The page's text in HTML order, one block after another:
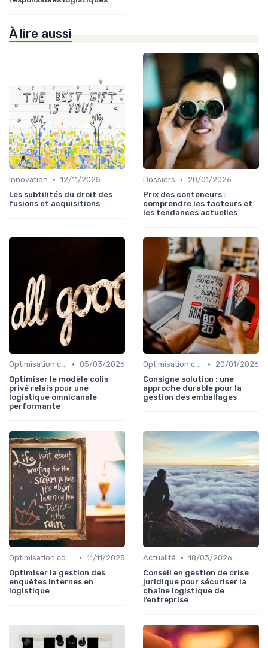
À lire aussi
Innovation • 12/11/2025
Les subtilités du droit des
fusions et acquisitions
Dossiers •
20/01/2026
Prix des conteneurs :
comprendre les facteurs et
les tendances actuelles
Optimisation coûts • 05/03/2026
Optimiser le modèle colis
privé relais pour une
logistique omnicanale
performante
Optimisation coûts •
20/01/2026
Consigne solution : une
approche durable pour la
gestion des emballages
Optimisation coûts • 11/11/2025
Optimiser la gestion des
enquêtes internes en
logistique
Actualité • 18/03/2026
Conseil en gestion de crise
juridique pour sécuriser la
chaîne logistique de
l’entreprise